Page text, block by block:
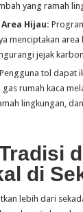
yang ramah
Hijau:
menciptakan area
jejak
Pengguna tol dapat
rumah kaca
lingkungan,
di
lebih dari